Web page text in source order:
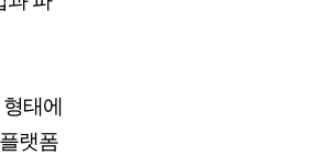
태에
랫폼